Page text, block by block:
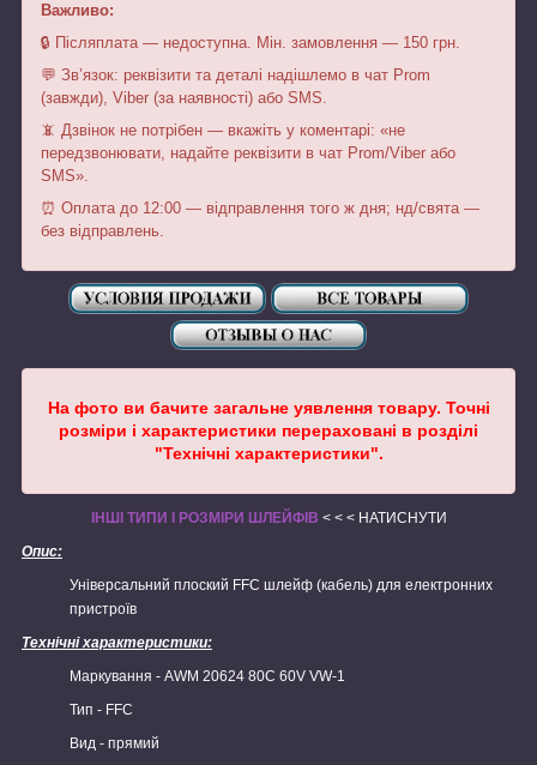
Важливо:
🔒 Післяплата — недоступна. Мін. замовлення — 150 грн.
💬 Зв’язок: реквізити та деталі надішлемо в чат Prom
(завжди), Viber (за наявності) або SMS.
📵 Дзвінок не потрібен — вкажіть у коментарі: «не
передзвонювати, надайте реквізити в чат Prom/Viber або
SMS».
⏰ Оплата до 12:00 — відправлення того ж дня; нд/свята —
без відправлень.
На фото ви бачите загальне уявлення товару. Точні
розміри і характеристики перераховані в розділі
"Технічні характеристики".
ІНШІ ТИПИ І РОЗМІРИ ШЛЕЙФІВ < < < НАТИСНУТИ
Опис:
Універсальний плоский FFC шлейф (кабель) для електронних
пристроїв
Технічні характеристики:
Маркування - AWM 20624 80C 60V VW-1
Тип - FFC
Вид - прямий